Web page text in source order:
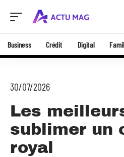
Business Crédit Digital
30/07/2026
Les
sublimer un
royal